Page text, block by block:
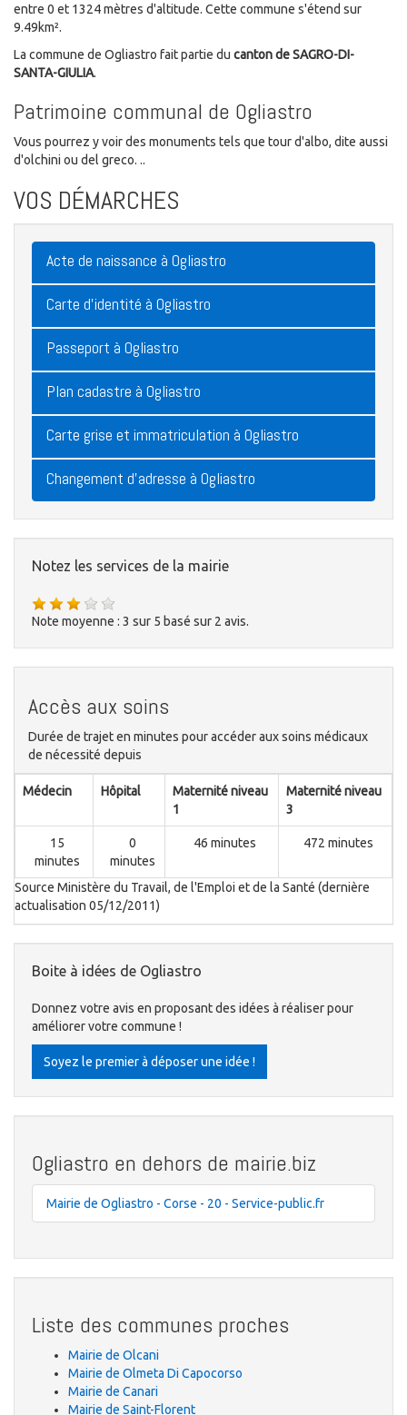
entre 0 et 1324 mètres d'altitude. Cette commune s'étend sur
9.49km².
La commune de Ogliastro fait partie du canton de SAGRO-DI-
SANTA-GIULIA.
Patrimoine communal de Ogliastro
Vous pourrez y voir des monuments tels que tour d'albo, dite aussi
d'olchini ou del greco. ..
VOS DÉMARCHES
Acte de naissance à Ogliastro
Carte d'identité à Ogliastro
Passeport à Ogliastro
Plan cadastre à Ogliastro
Carte grise et immatriculation à Ogliastro
Changement d'adresse à Ogliastro
Notez les services de la mairie
Note moyenne : 3 sur 5 basé sur 2 avis.
Accès aux soins
Durée de trajet en minutes pour accéder aux soins médicaux
de nécessité depuis
Médecin Hôpital
Maternité niveau
1
Maternité niveau
3
15
minutes
0
minutes
46 minutes 472 minutes
Source Ministère du Travail, de l'Emploi et de la Santé (dernière
actualisation 05/12/2011)
Boite à idées de Ogliastro
Donnez votre avis en proposant des idées à réaliser pour
améliorer votre commune !
Soyez le premier à déposer une idée !
Ogliastro en dehors de mairie.biz
Mairie de Ogliastro - Corse - 20 - Service-public.fr
Liste des communes proches
Mairie de Olcani
Mairie de Olmeta Di Capocorso
Mairie de Canari
Mairie de Saint-Florent